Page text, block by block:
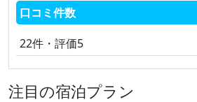
口コミ件数
22件・評価5
注目の宿泊プラン